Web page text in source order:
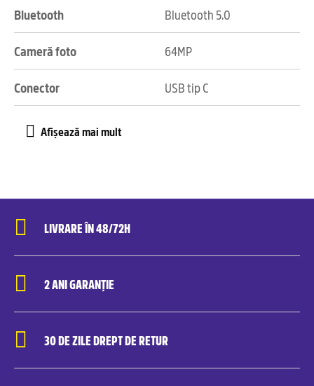
Bluetooth Bluetooth 5.0
Cameră foto 64MP
Conector USB tip C
LIVRARE ÎN 48/72H
2 ANI GARANȚIE
30 DE ZILE DREPT DE RETUR